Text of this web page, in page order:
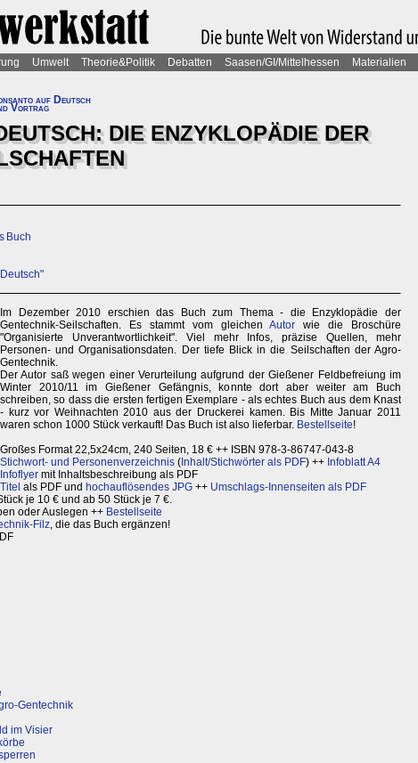
Umwelt Theorie&Politik Debatten Saasen/GI/Mittelhessen Materialien
auf Deutsch
Vortrag
DIE ENZYKLOPÄDIE DER
Buch
Im Dezember 2010 erschien das Buch zum Thema - die Enzyklopädie der
Gentechnik-Seilschaften. Es stammt vom gleichenAutor wie die Broschüre
"Organisierte Unverantwortlichkeit". Viel mehr Infos, präzise Quellen, mehr
Personen- und Organisationsdaten. Der tiefe Blick in die Seilschaften der Agro-
Gentechnik.
Der Autor saß wegen einer Verurteilung aufgrund der Gießener Feldbefreiung im
Winter 2010/11 im Gießener Gefängnis, konnte dort aber weiter am Buch
schreiben, so dass die ersten fertigen Exemplare - als echtes Buch aus dem Knast
- kurz vor Weihnachten 2010 aus der Druckerei kamen. Bis Mitte Januar 2011
waren schon 1000 Stück verkauft! Das Buch ist also lieferbar. Bestellseite!
Großes Format 22,5x24cm, 240 Seiten, 18 € ++ ISBN 978-3-86747-043-8
Stichwort- und Personenverzeichnis ( Inhalt/Stichwörter als PDF) ++ Infoblatt A4
Infoflyer mit Inhaltsbeschreibung als PDF
Titel als PDF und hochauflösendes JPG ++ Umschlags-Innenseiten als PDF
je 10 € und ab 50 Stück je 7 €.
oder Auslegen ++ Bestellseite
Filz, die das Buch ergänzen!
Gentechnik
im Visier